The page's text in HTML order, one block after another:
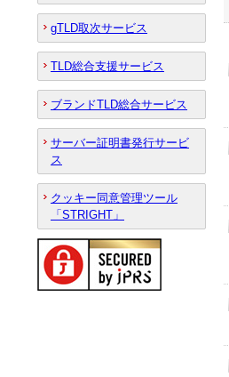
gTLD取次サービス
TLD総合支援サービス
ブランドTLD総合サービス
サーバー証明書発行サービ
ス
クッキー同意管理ツール
「STRIGHT」